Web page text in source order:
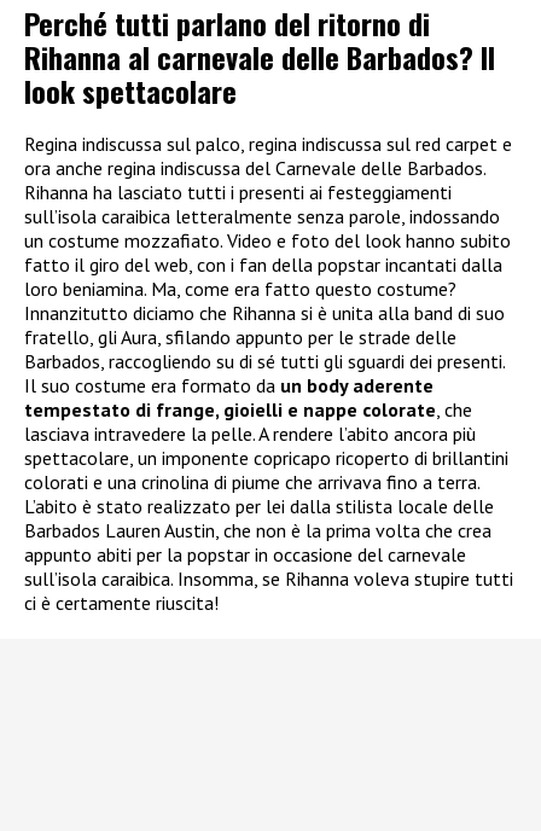
Perché tutti parlano del ritorno di
Rihanna al carnevale delle Barbados? Il
look spettacolare
Regina indiscussa sul palco, regina indiscussa sul red carpet e
ora anche regina indiscussa del Carnevale delle Barbados.
Rihanna ha lasciato tutti i presenti ai festeggiamenti
sull’isola caraibica letteralmente senza parole, indossando
un costume mozzafiato. Video e foto del look hanno subito
fatto il giro del web, con i fan della popstar incantati dalla
loro beniamina. Ma, come era fatto questo costume?
Innanzitutto diciamo che Rihanna si è unita alla band di suo
fratello, gli Aura, sfilando appunto per le strade delle
Barbados, raccogliendo su di sé tutti gli sguardi dei presenti.
Il suo costume era formato da un body aderente
tempestato di frange, gioielli e nappe colorate, che
lasciava intravedere la pelle. A rendere l’abito ancora più
spettacolare, un imponente copricapo ricoperto di brillantini
colorati e una crinolina di piume che arrivava fino a terra.
L’abito è stato realizzato per lei dalla stilista locale delle
Barbados Lauren Austin, che non è la prima volta che crea
appunto abiti per la popstar in occasione del carnevale
sull’isola caraibica. Insomma, se Rihanna voleva stupire tutti
ci è certamente riuscita!